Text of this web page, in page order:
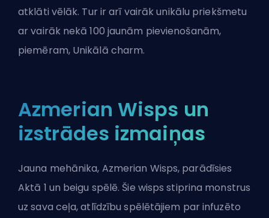
atklāti vēlāk. Tur ir arī vairāk unikālu priekšmetu
ar vairāk nekā 100 jaunām pievienošanām,
piemēram, Unikālā charm.
Azmerian Wisps un
izstrādes izmaiņas
Jauna mehānika, Azmerian Wisps, parādīsies
Aktā 1 un beigu spēlē. Šie wisps stiprina monstrus
uz sava ceļa, atlīdzību spēlētājiem par infuzēto